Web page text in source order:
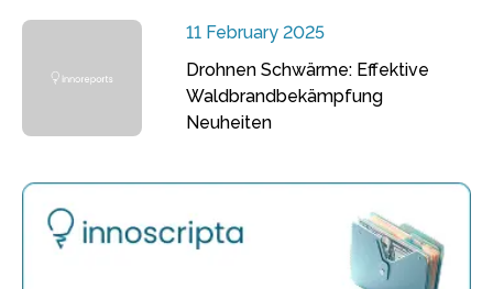
11 February 2025
Drohnen Schwärme: Effektive
Waldbrandbekämpfung
Neuheiten